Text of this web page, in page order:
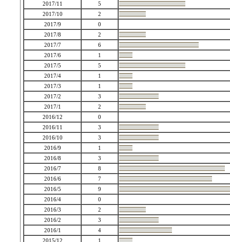
2017/11
5
2017/10
2
2017/9
0
2017/8
2
2017/7
6
2017/6
1
2017/5
5
2017/4
1
2017/3
1
2017/2
3
2017/1
2
2016/12
0
2016/11
3
2016/10
3
2016/9
1
2016/8
3
2016/7
8
2016/6
7
2016/5
9
2016/4
0
2016/3
2
2016/2
3
2016/1
4
2015/12
1